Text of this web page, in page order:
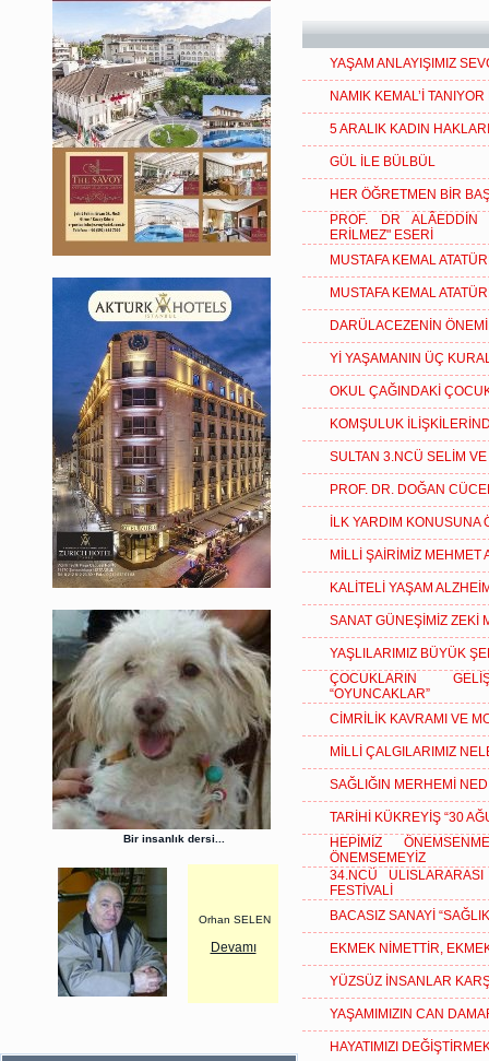
Bir insanlık dersi...
Orhan SELEN
Devamı
YAŞAM ANLAYIŞIMIZ
NAMIK KEMAL’İ
5 ARALIK KADIN
GÜL İLE BÜLBÜL
HER ÖĞRETMEN BİR
PROF. DR ALÂEDDİN
ERİLMEZ" ESERİ
MUSTAFA KEMAL
MUSTAFA KEMAL
DARÜLACEZENİN
Yİ YAŞAMANIN ÜÇ
OKUL ÇAĞINDAKİ
KOMŞULUK
SULTAN 3.NCÜ SELİM
PROF. DR. DOĞAN
İLK YARDIM KONUSUNA
MİLLİ ŞAİRİMİZ MEHMET
KALİTELİ YAŞAM
SANAT GÜNEŞİMİZ ZEKİ
YAŞLILARIMIZ BÜYÜK
ÇOCUKLARIN
“OYUNCAKLAR”
CİMRİLİK KAVRAMI VE
MİLLİ ÇALGILARIMIZ
SAĞLIĞIN MERHEMİ
TARİHİ KÜKREYİŞ “30
HEPİMİZ
ÖNEMSEMEYİZ
34.NCÜ
FESTİVALİ
BACASIZ SANAYİ
EKMEK NİMETTİR,
YÜZSÜZ İNSANLAR
YAŞAMIMIZIN CAN
HAYATIMIZI